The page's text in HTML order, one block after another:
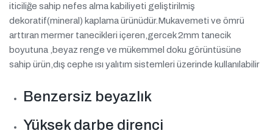
iticiliğe sahip nefes alma kabiliyeti geliştirilmiş
dekoratif(mineral) kaplama ürünüdür.Mukavemeti ve ömrü
arttıran mermer tanecikleri içeren,gercek 2mm tanecik
boyutuna ,beyaz renge ve mükemmel doku görüntüsüne
sahip ürün,dış cephe ısı yalıtım sistemleri üzerinde kullanılabilir
Benzersiz beyazlık
Yüksek darbe direnci